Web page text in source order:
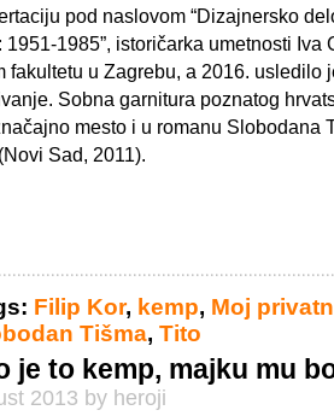
pod naslovom “Dizajnersko
1985”, istoričarka umetnosti Iva
fakultetu u Zagrebu, a 2016. usledilo
Sobna garnitura poznatog
mesto i u romanu Slobodana
Sad, 2011).
Filip Kor, kemp, Moj
Tišma, Tito
je to kemp, majku mu
2013 by heroji